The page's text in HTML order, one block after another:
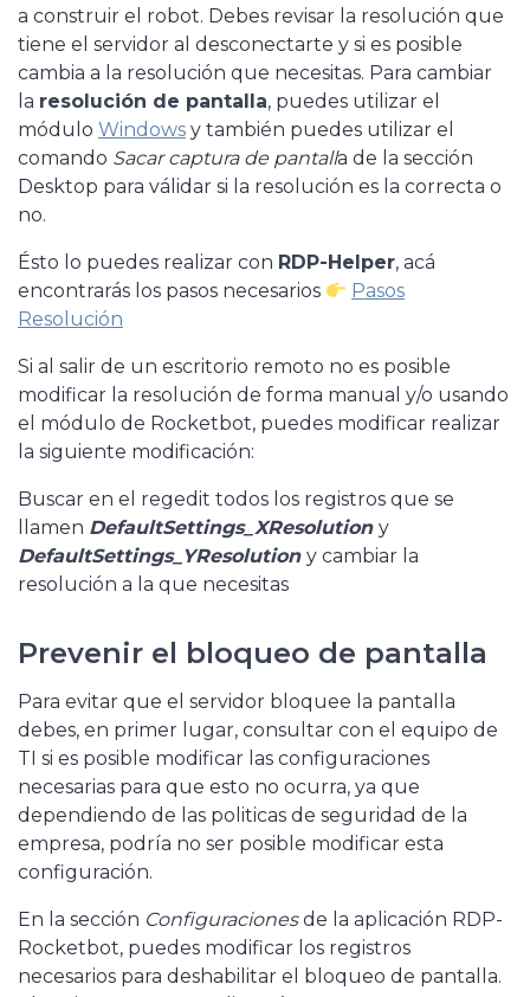
a construir el robot. Debes revisar la resolución que
tiene el servidor al desconectarte y si es posible
cambia a la resolución que necesitas. Para cambiar
la resolución de pantalla, puedes utilizar el
módulo Windows y también puedes utilizar el
comando Sacar captura de pantalla de la sección
Desktop para válidar si la resolución es la correcta o
no.
Ésto lo puedes realizar con RDP-Helper, acá
encontrarás los pasos necesarios
Pasos
Resolución
Si al salir de un escritorio remoto no es posible
modificar la resolución de forma manual y/o usando
el módulo de Rocketbot, puedes modificar realizar
la siguiente modificación:
Buscar en el regedit todos los registros que se
llamen DefaultSettings_XResolution y
DefaultSettings_YResolution y cambiar la
resolución a la que necesitas
Prevenir el bloqueo de pantalla
Para evitar que el servidor bloquee la pantalla
debes, en primer lugar, consultar con el equipo de
TI si es posible modificar las configuraciones
necesarias para que esto no ocurra, ya que
dependiendo de las politicas de seguridad de la
empresa, podría no ser posible modificar esta
configuración.
En la sección Configuracionesde la aplicación RDP-
Rocketbot, puedes modificar los registros
necesarios para deshabilitar el bloqueo de pantalla.